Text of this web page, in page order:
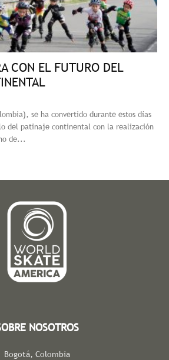
CON EL FUTURO DEL
se ha convertido durante estos días
del patinaje continental con la realización
de...
NOSOTROS
Bogotá, Colombia